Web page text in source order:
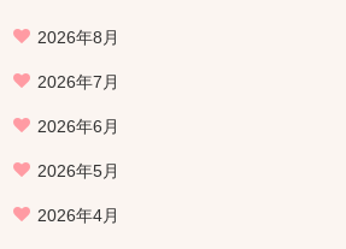
2026年8月
2026年7月
2026年6月
2026年5月
2026年4月